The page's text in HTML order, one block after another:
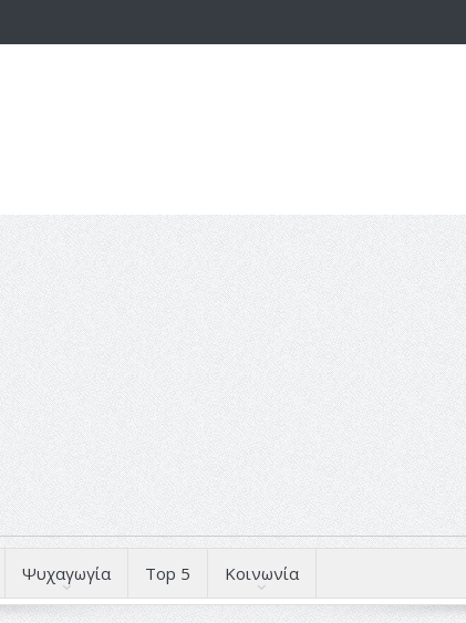
Ψυχαγωγία Top 5 Κοινωνία